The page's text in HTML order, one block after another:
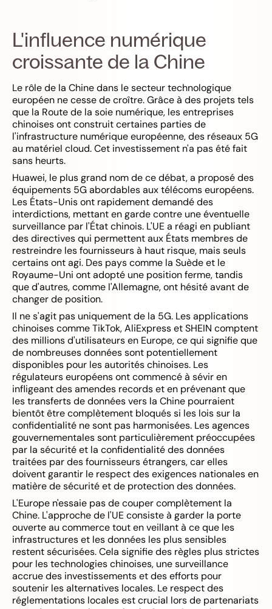
L'influence numérique
croissante de la Chine
Le rôle de la Chine dans le secteur technologique
européen ne cesse de croître. Grâce à des projets tels
que la Route de la soie numérique, les entreprises
chinoises ont construit certaines parties de
l'infrastructure numérique européenne, des réseaux 5G
au matériel cloud. Cet investissement n'a pas été fait
sans heurts.
Huawei, le plus grand nom de ce débat, a proposé des
équipements 5G abordables aux télécoms européens.
Les États-Unis ont rapidement demandé des
interdictions, mettant en garde contre une éventuelle
surveillance par l'État chinois. L'UE a réagi en publiant
des directives qui permettent aux États membres de
restreindre les fournisseurs à haut risque, mais seuls
certains ont agi. Des pays comme la Suède et le
Royaume-Uni ont adopté une position ferme, tandis
que d'autres, comme l'Allemagne, ont hésité avant de
changer de position.
Il ne s'agit pas uniquement de la 5G. Les applications
chinoises comme TikTok, AliExpress et SHEIN comptent
des millions d'utilisateurs en Europe, ce qui signifie que
de nombreuses données sont potentiellement
disponibles pour les autorités chinoises. Les
régulateurs européens ont commencé à sévir en
infligeant des amendes records et en prévenant que
les transferts de données vers la Chine pourraient
bientôt être complètement bloqués si les lois sur la
confidentialité ne sont pas harmonisées. Les agences
gouvernementales sont particulièrement préoccupées
par la sécurité et la confidentialité des données
traitées par des fournisseurs étrangers, car elles
doivent garantir le respect des exigences nationales en
matière de sécurité et de protection des données.
L'Europe n'essaie pas de couper complètement la
Chine. L'approche de l'UE consiste à garder la porte
ouverte au commerce tout en veillant à ce que les
infrastructures et les données les plus sensibles
restent sécurisées. Cela signifie des règles plus strictes
pour les technologies chinoises, une surveillance
accrue des investissements et des efforts pour
soutenir les alternatives locales. Le respect des
réglementations locales est crucial lors de partenariats